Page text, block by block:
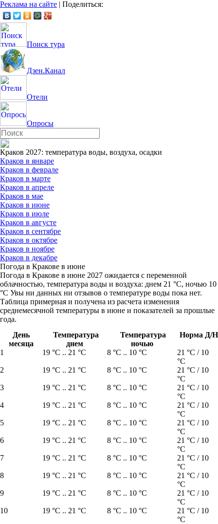
Реклама на сайте | Поделиться:
Поиск тура
Дзен.Канал
Отели
Опросы
Краков 2027: температура воды, воздуха, осадки
Краков в январе
Краков в феврале
Краков в марте
Краков в апреле
Краков в мае
Краков в июне
Краков в июле
Краков в августе
Краков в сентябре
Краков в октябре
Краков в ноябре
Краков в декабре
Погода в Кракове в июне
Погода в Кракове в июне 2027 ожидается с переменной
облачностью, температура воды и воздуха: днем 21 °C, ночью 10
°C Увы ни данных ни отзывов о температуре воды пока нет.
Таблица примерная и получена из расчета изменения
среднемесячной температуры в июне и показателей за прошлые
года.
День
месяца
Температура
днем
Температура
ночью
Норма Д/Н
1 19 °C .. 21 °C 8 °C .. 10 °C
21 °C / 10
°C
2
19 °C .. 21 °C 8 °C .. 10 °C
21 °C / 10
°C
3
19 °C .. 21 °C 8 °C .. 10 °C
21 °C / 10
°C
4
19 °C .. 21 °C 8 °C .. 10 °C
21 °C / 10
°C
5
19 °C .. 21 °C 8 °C .. 10 °C
21 °C / 10
°C
6
19 °C .. 21 °C 8 °C .. 10 °C
21 °C / 10
°C
7
19 °C .. 21 °C 8 °C .. 10 °C
21 °C / 10
°C
8
19 °C .. 21 °C 8 °C .. 10 °C
21 °C / 10
°C
9
19 °C .. 21 °C 8 °C .. 10 °C
21 °C / 10
°C
10
19 °C .. 21 °C 8 °C .. 10 °C
21 °C / 10
°C